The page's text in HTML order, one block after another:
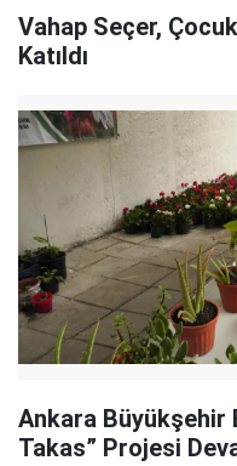
Vahap Seçer,
Katıldı
Ankara Büyükşehir
Takas” Projesi